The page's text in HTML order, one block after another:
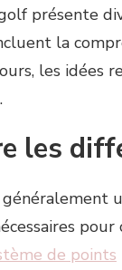
présente
la
les idées
les
de points